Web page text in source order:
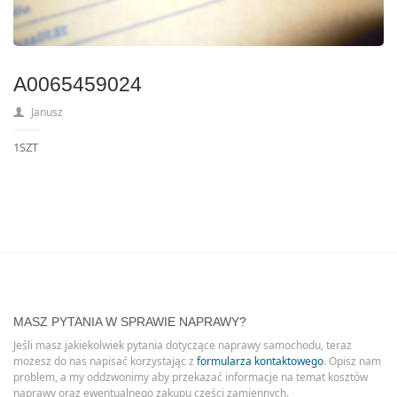
A0065459024
Janusz
1SZT
MASZ PYTANIA W SPRAWIE NAPRAWY?
Jeśli masz jakiekolwiek pytania dotyczące naprawy samochodu, teraz
możesz do nas napisać korzystając z formularza kontaktowego. Opisz nam
problem, a my oddzwonimy aby przekazać informacje na temat kosztów
naprawy oraz ewentualnego zakupu części zamiennych.